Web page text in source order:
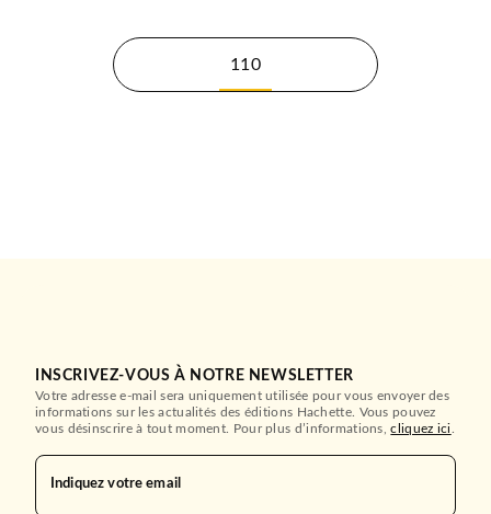
110
INSCRIVEZ-VOUS À NOTRE NEWSLETTER
Votre adresse e-mail sera uniquement utilisée pour vous envoyer des
informations sur les actualités des éditions Hachette. Vous pouvez
vous désinscrire à tout moment. Pour plus d’informations,cliquez ici
Indiquez votre email